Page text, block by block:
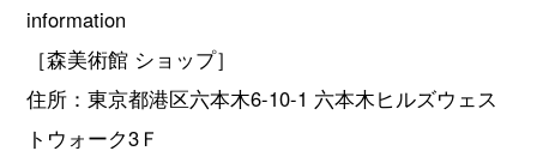
information
［森美術館 ショップ］
住所：東京都港区六本木6-10-1 六本木ヒルズウェス
トウォーク3Ｆ